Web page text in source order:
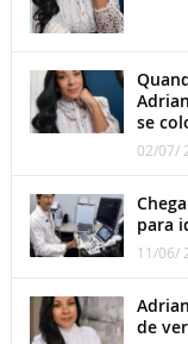
se
02/07/
para
11/06/
de